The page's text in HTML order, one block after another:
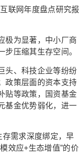
联网年度盘点研究报
极为显著，中小厂商
步压缩其生存空间。
头、科技企业等纷纷
政策层面的资本支持
贴等政策，国资基金
基金优势弱化，进一
存需求深度绑定，早
效应+生态增值”的价